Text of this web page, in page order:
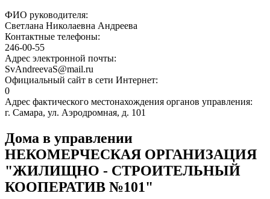
ФИО руководителя:
Светлана Николаевна Андреева
Контактные телефоны:
246-00-55
Адрес электронной почты:
SvAndreevaS@mail.ru
Официальный сайт в сети Интернет:
0
Адрес фактического местонахождения органов управления:
г. Самара, ул. Аэродромная, д. 101
Дома в управлении
НЕКОМЕРЧЕСКАЯ ОРГАНИЗАЦИЯ
"ЖИЛИЩНО - СТРОИТЕЛЬНЫЙ
КООПЕРАТИВ №101"